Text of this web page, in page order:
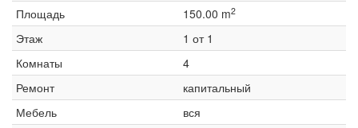
Площадь
150.00 m2
Этаж
1 от 1
Комнаты
4
Ремонт
капитальный
Мебель
вся